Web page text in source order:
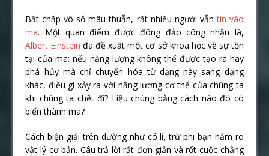
Bất chấp vô số mâu thuẫn, rất nhiều người vẫntin vào
ma. Một quan điểm được đông đảo công nhận là,
Albert Einsteinđã đề xuất một cơ sở khoa học về sự tồn
tại của ma: nếu năng lượng không thể được tạo ra hay
phá hủy mà chỉ chuyển hóa từ dạng này sang dạng
khác, điều gì xảy ra với năng lượng cơ thể của chúng ta
khi chúng ta chết đi? Liệu chúng bằng cách nào đó có
biến thành ma?
Cách biện giải trên dường như có lí, trừ phi bạn nắm rõ
vật lý cơ bản. Câu trả lời rất đơn giản và rốt cuộc chẳng